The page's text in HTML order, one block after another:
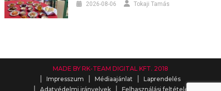
2026-08-06 Tokaji Tamás
MADE BY RK-TEAM DIGITAL KFT. 2018
Impresszum
Médiaajánlat
Laprendelés
Adatvédelmi irányelvek
Felhasználási feltételek